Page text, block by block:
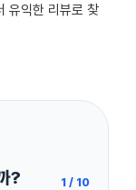
유익한 리뷰로 찾
? 1 / 10